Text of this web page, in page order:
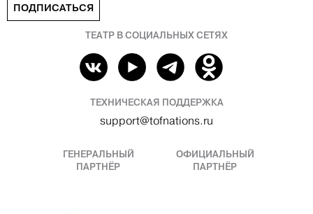
ПОДПИСАТЬСЯ
ТЕАТР В СОЦИАЛЬНЫХ СЕТЯХ
ТЕХНИЧЕСКАЯ ПОДДЕРЖКА
support@tofnations.ru
ГЕНЕРАЛЬНЫЙ
ПАРТНЁР
ОФИЦИАЛЬНЫЙ
ПАРТНЁР